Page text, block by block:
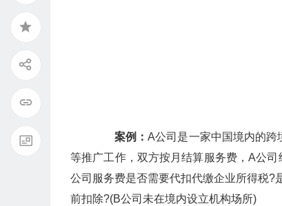
案例：A公司是一家中国境内的跨
等推广工作，双方按月结算服务费，A公
公司服务费是否需要代扣代缴企业所得税
前扣除?(B公司未在境内设立机构场所)